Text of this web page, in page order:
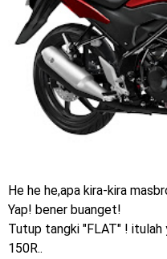
Jelajah
Yamalube Power XP
Core 125cc
Yamaha Indonesia Rilis
perkenalkan
Yamaha Nmax Turbo
He he he,apa kira-kira
Yap! bener buanget!
Tutup tangki "FLAT" ! itulah
150R..